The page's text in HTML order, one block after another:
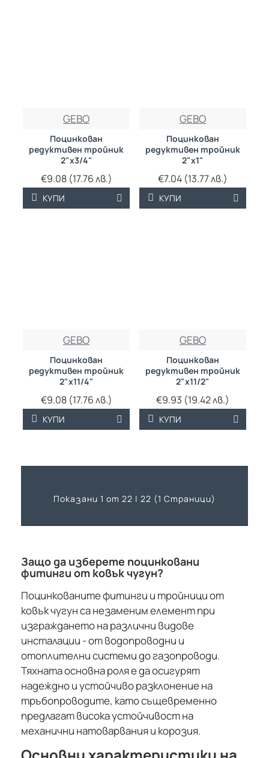
Защо да изберете поцинковани
фитинги от ковък чугун?
Поцинкованите фитинги и тройници от
ковък чугун са незаменим елемент при
изграждането на различни видове
инсталации - от водопроводни и
отоплителни системи до газопроводи.
Тяхната основна роля е да осигурят
надеждно и устойчиво разклонение на
тръбопроводите, като същевременно
предлагат висока устойчивост на
механични натоварвания и корозия.
GEBO
Поцинкован
редуктивен тройник
2"х3/4"
€9.08 (17.76 лв.)
КУПИ
GEBO
Поцинкован
редуктивен тройник
2"х1"
€7.04 (13.77 лв.)
КУПИ
GEBO
Поцинкован
редуктивен тройник
2"х11/4"
€9.08 (17.76 лв.)
КУПИ
GEBO
Поцинкован
редуктивен тройник
2"х11/2"
€9.93 (19.42 лв.)
КУПИ
Показани 1 от 22 | 22 (1 Страници)